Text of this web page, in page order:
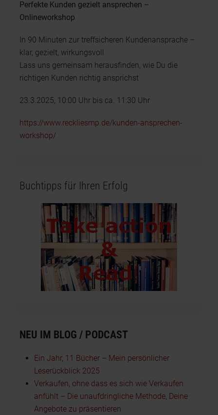
Perfekte Kunden gezielt ansprechen –
Onlineworkshop
In 90 Minuten zur treffsicheren Kundenansprache –
klar, gezielt, wirkungsvoll
Lass uns gemeinsam herausfinden, wie Du die
richtigen Kunden richtig ansprichst
23.3.2025, 10:00 Uhr bis ca. 11:30 Uhr
https://www.reckliesmp.de/kunden-ansprechen-
workshop/
Buchtipps für Ihren Erfolg
NEU IM BLOG / PODCAST
Ein Jahr, 11 Bücher – Mein persönlicher
Leserückblick 2025
Verkaufen, ohne dass es sich wie Verkaufen
anfühlt – Die unaufdringliche Methode, Deine
Angebote zu präsentieren